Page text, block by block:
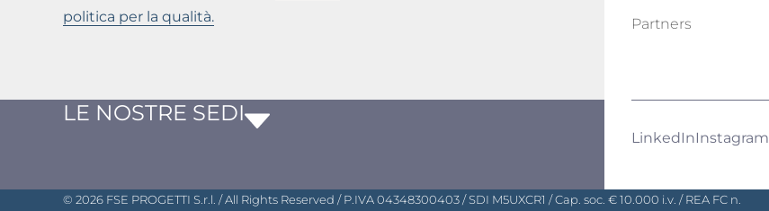
politica per la qualità.
Partners
LE NOSTRE SEDI
LinkedInInstagram
© 2026 FSE PROGETTI S.r.l. / All Rights Reserved / P.IVA 04348300403 / SDI M5UXCR1 / Cap. soc. € 10.000 i.v. / REA FC n.